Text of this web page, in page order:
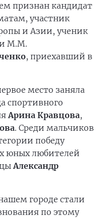
признан кандидат
участник
и Азии, ученик
М.М.
, приехавший в
место заняла
спортивного
Арина Кравцова,
. Среди мальчиков
победу
юных любителей
Александр
городе стали
по этому